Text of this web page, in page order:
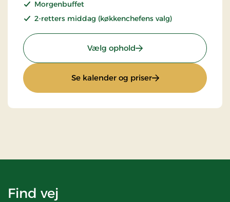
Morgenbuffet
2-retters middag (køkkenchefens valg)
Vælg ophold: Stays Miniferie
Se kalender og priser: Stays Miniferie
Find vej